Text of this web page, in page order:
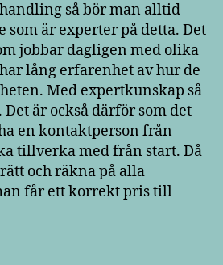
så bör man alltid
som är experter på detta. Det
jobbar dagligen med olika
lång erfarenhet av hur de
Med expertkunskap så
är också därför som det
en kontaktperson från
tillverka med från start. Då
och räkna på alla
får ett korrekt pris till